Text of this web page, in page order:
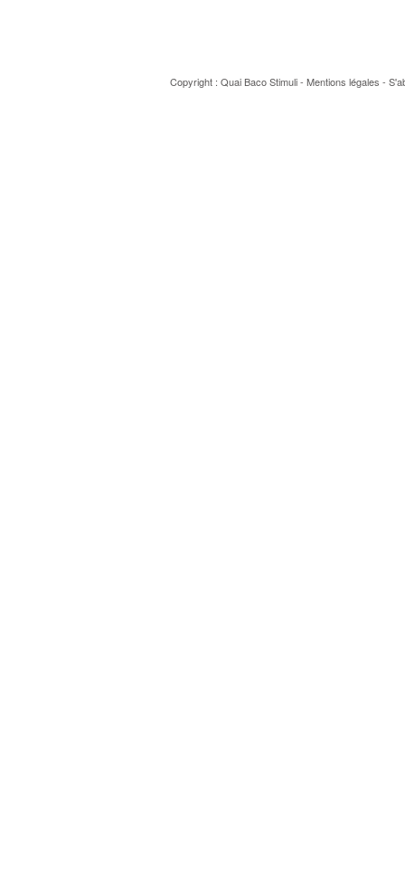
Copyright : Quai BacoStimuli- Mentions légales -